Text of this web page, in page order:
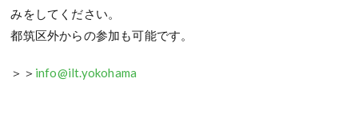
みをしてください。
都筑区外からの参加も可能です。
＞＞ info@ilt.yokohama